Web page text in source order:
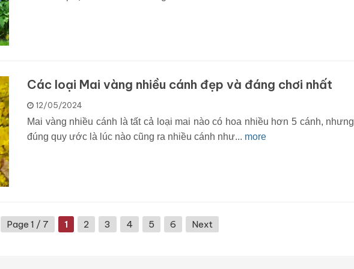
Các loại Mai vàng nhiều cánh đẹp và đáng chơi nhất
12/05/2024
Mai vàng nhiều cánh là tất cả loại mai nào có hoa nhiều hơn 5 cánh,
đúng quy ước là lúc nào cũng ra nhiều cánh như... more
Page 1 / 7 1 2 3 4 5 6 Next